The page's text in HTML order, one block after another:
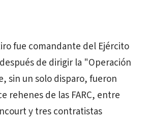
fue comandante del Ejército
de dirigir la "Operación
sin un solo disparo, fueron
rehenes de las FARC, entre
y tres contratistas